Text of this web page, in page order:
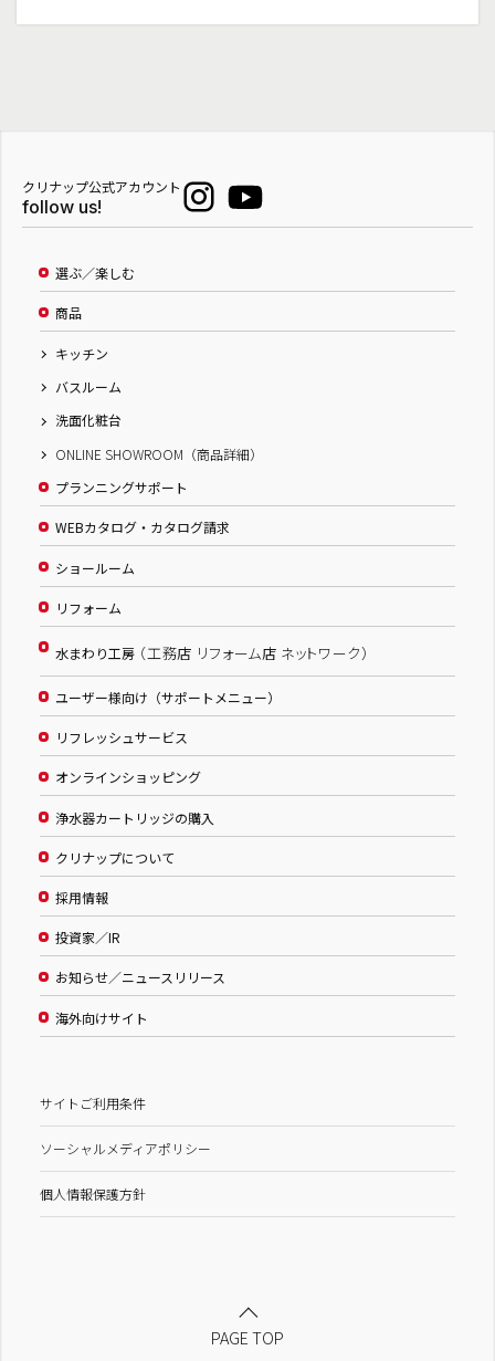
クリナップ公式アカウント
follow us!
選ぶ／楽しむ
商品
キッチン
バスルーム
洗面化粧台
ONLINE SHOWROOM（商品詳細）
プランニングサポート
WEBカタログ・カタログ請求
ショールーム
リフォーム
水まわり工房 （工務店 リフォーム店 ネットワーク）
ユーザー様向け（サポートメニュー）
リフレッシュサービス
オンラインショッピング
浄水器カートリッジの購入
クリナップについて
採用情報
投資家／IR
お知らせ／ニュースリリース
海外向けサイト
サイトご利用条件
ソーシャルメディアポリシー
個人情報保護方針
PAGE TOP